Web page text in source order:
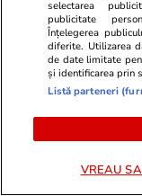
De ce Nicușor
pentru
Articolului 42.7
selectarea
publicitate
Înțelegerea
diferite. Utilizarea
de date limitate
și identificarea prin
Listă parteneri
VREAU